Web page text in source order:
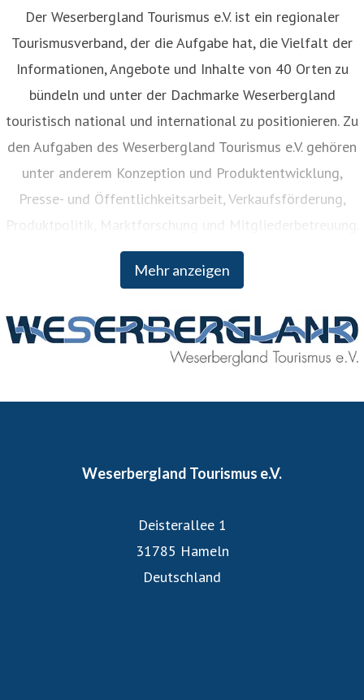
Mehr anzeigen
Der Weserbergland Tourismus e.V. ist ein regionaler
Tourismusverband, der die Aufgabe hat, die Vielfalt der
Informationen, Angebote und Inhalte von 40 Orten zu
bündeln und unter der Dachmarke Weserbergland
touristisch national und international zu positionieren. Zu
den Aufgaben des Weserbergland Tourismus e.V. gehören
unter anderem Konzeption und Produktentwicklung,
Presse- und Öffentlichkeitsarbeit, Verkaufsförderung,
Produktpolitik, Marktforschung und Mitgliederbetreuung.
Der Weserbergland Tourismus e.V. wurde bereits 1902
gegründet und Mitglieder sind neben den vier Landkreisen
unter anderem verschiedene Städte und Gemeinden,
Heilbäder sowie sonstige Mitglieder zwischen Hann.
Weserbergland Tourismus e.V.
Deisterallee 1
31785 Hameln
Deutschland